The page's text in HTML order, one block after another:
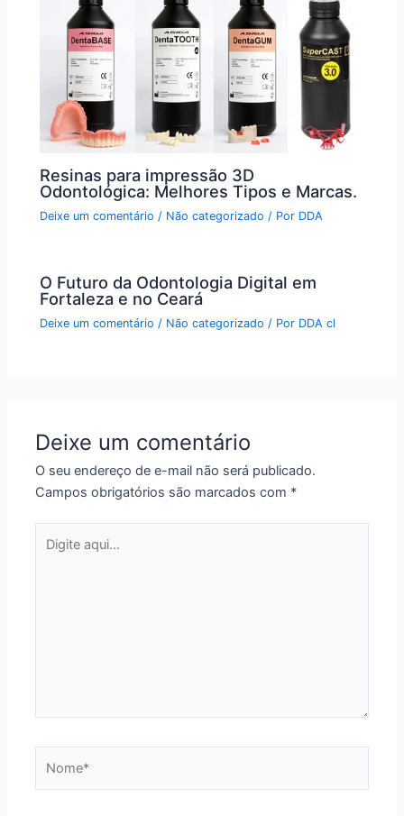
Resinas para impressão 3D
Odontológica: Melhores Tipos e Marcas.
Deixe um comentário / Não categorizado / Por DDA
O Futuro da Odontologia Digital em
Fortaleza e no Ceará
Deixe um comentário / Não categorizado / Por DDA cl
Deixe um comentário
O seu endereço de e-mail não será publicado.
Campos obrigatórios são marcados com *
aqui...